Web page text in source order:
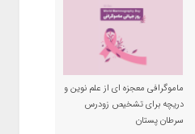
ماموگرافی معجزه ای از علم نوین و
دریچه برای تشخیص زودرس
سرطان پستان